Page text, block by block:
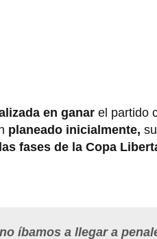
en ganar el partido
planeado inicialmente,
fases de la Copa
íbamos a llegar a